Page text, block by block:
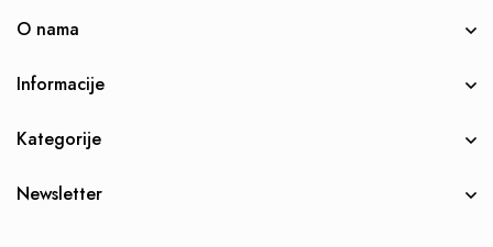
O nama
Informacije
Kategorije
Newsletter